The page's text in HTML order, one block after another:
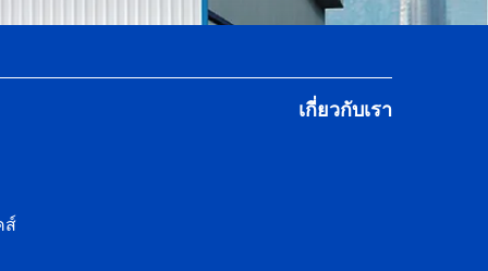
เกี่ยวกับเรา
ส์